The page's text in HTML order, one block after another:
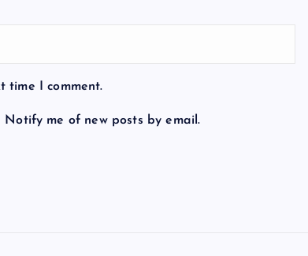
time I comment.
Notify me of new posts by email.